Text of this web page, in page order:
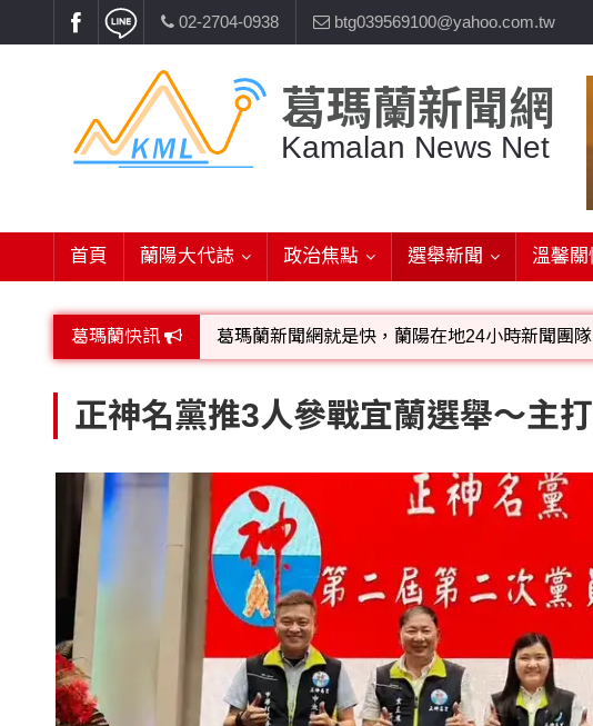
02-2704-0938 btg039569100@yahoo.com.tw
葛瑪蘭新聞網
Kamalan News Net
首頁 蘭陽大代誌 政治焦點 選舉新聞 溫馨關
葛瑪蘭快訊 葛瑪蘭新聞網就是快，蘭陽在地24小時新聞團
正神名黨推3人參戰宜蘭選舉～主